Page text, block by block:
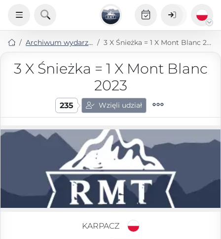
Archiwum wydarzeń 3 X Śnieżka = 1 X Mont Blanc 2023
3 X Śnieżka = 1 X Mont Blanc
2023
235 Wzięli udział
KARPACZ